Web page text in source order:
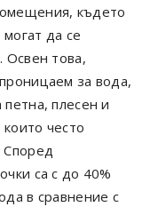
където
да се
Освен това,
за вода,
плесен и
често
Според
са с до 40%
в сравнение с